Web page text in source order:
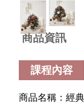
商品資訊
課程內容
商品名稱：經